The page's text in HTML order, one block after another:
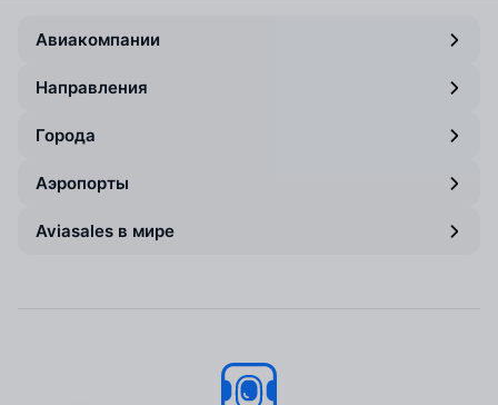
Авиакомпании
Направления
Города
Аэропорты
Aviasales в мире